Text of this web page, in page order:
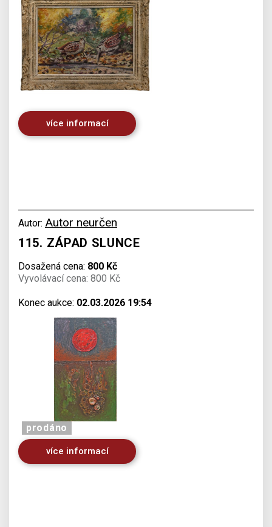
více informací
Autor: Autor neurčen
115. ZÁPAD SLUNCE
Dosažená cena: 800 Kč
Vyvolávací cena: 800 Kč
Konec aukce: 02.03.2026 19:54
prodáno
více informací